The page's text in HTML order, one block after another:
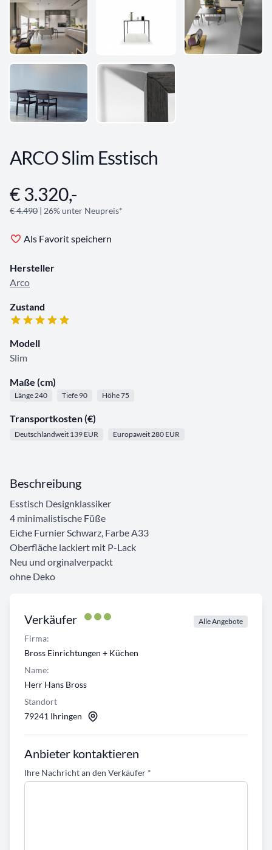
ARCO Slim Esstisch
Angebotsinformationen
€ 3.320,-
€ 4.490 | 26% unter Neupreis*
Als Favorit speichern
Hersteller
Arco
Zustand
Modell
Slim
Maße (cm)
Länge 240 Tiefe 90 Höhe 75
Transportkosten (€)
Deutschlandweit 139 EUR Europaweit 280 EUR
Verkäufer Alle Angebote
Firma:
Bross Einrichtungen + Küchen
Name:
Herr Hans Bross
Standort
79241 Ihringen
Anbieter kontaktieren
Ihre Nachricht an den Verkäufer *
Beschreibung
Esstisch Designklassiker
4 minimalistische Füße
Eiche Furnier Schwarz, Farbe A33
Oberfläche lackiert mit P-Lack
Neu und orginalverpackt
ohne Deko